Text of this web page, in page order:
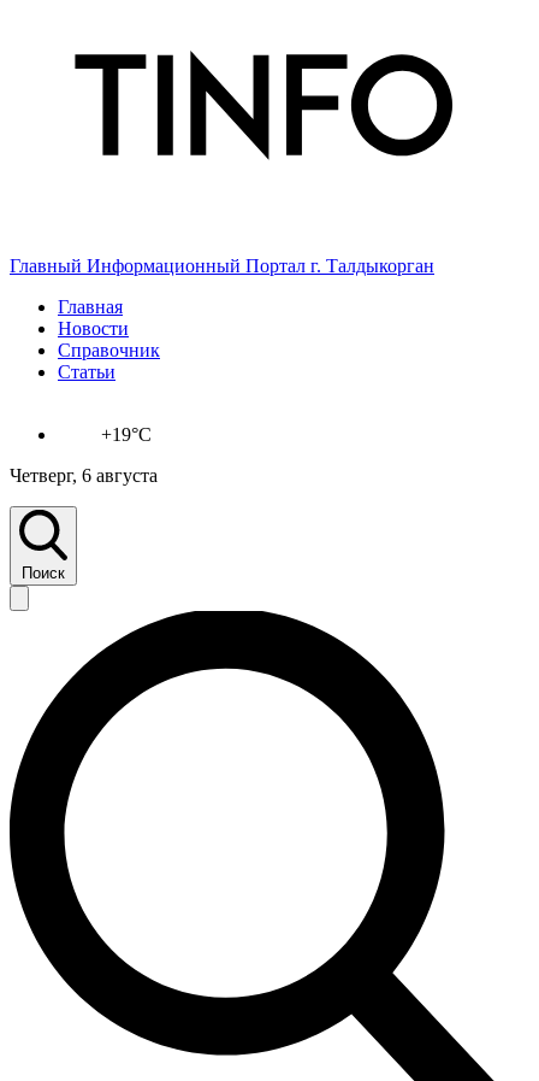
Главный Информационный Портал г. Талдыкорган
Главная
Новости
Справочник
Статьи
+19°C
Четверг, 6 августа
Поиск